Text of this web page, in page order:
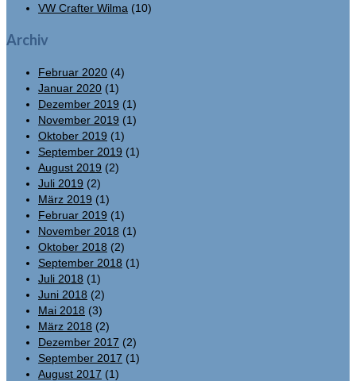
VW Crafter Wilma (10)
Archiv
Februar 2020 (4)
Januar 2020 (1)
Dezember 2019 (1)
November 2019 (1)
Oktober 2019 (1)
September 2019 (1)
August 2019 (2)
Juli 2019 (2)
März 2019 (1)
Februar 2019 (1)
November 2018 (1)
Oktober 2018 (2)
September 2018 (1)
Juli 2018 (1)
Juni 2018 (2)
Mai 2018 (3)
März 2018 (2)
Dezember 2017 (2)
September 2017 (1)
August 2017 (1)